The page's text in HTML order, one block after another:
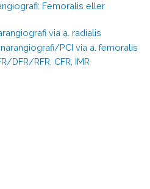
Femoralis eller
via a. radialis
PCI via a. femoralis
DFR/RFR, CFR, IMR